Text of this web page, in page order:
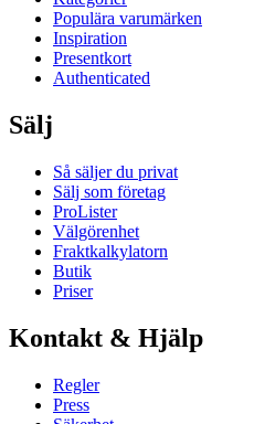
Populära varumärken
Inspiration
Presentkort
Authenticated
Sälj
Så säljer du privat
Sälj som företag
ProLister
Välgörenhet
Fraktkalkylatorn
Butik
Priser
Kontakt & Hjälp
Regler
Press